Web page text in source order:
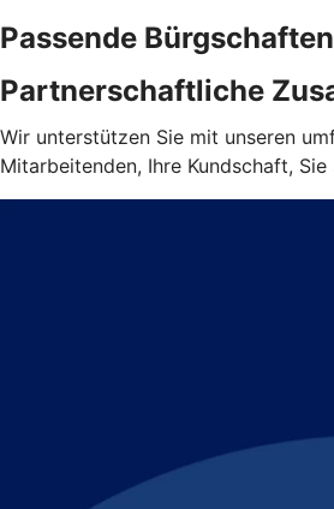
Passende Bürgschaften
Partnerschaftliche
Wir unterstützen Sie mit unseren
Mitarbeitenden, Ihre Kundschaft,